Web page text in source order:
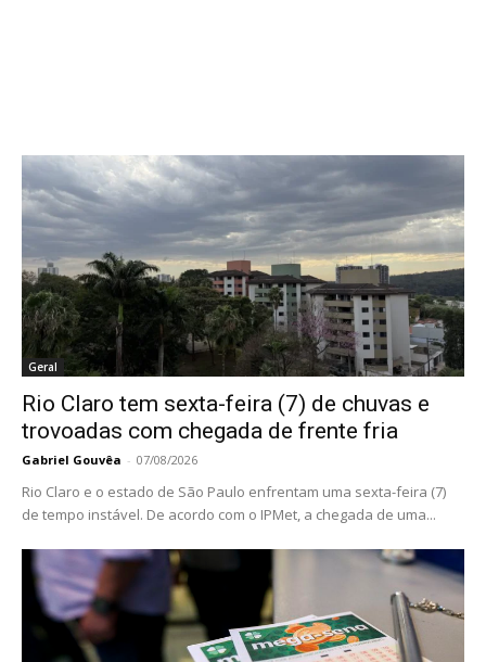
Geral
Rio Claro tem sexta-feira (7) de chuvas e
trovoadas com chegada de frente fria
Gabriel Gouvêa - 07/08/2026
Rio Claro e o estado de São Paulo enfrentam uma sexta-feira (7)
de tempo instável. De acordo com o IPMet, a chegada de uma...